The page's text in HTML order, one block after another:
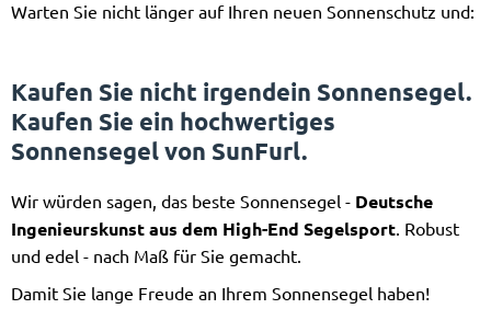
Warten Sie nicht länger auf Ihren neuen Sonnenschutz und:
Kaufen Sie nicht irgendein Sonnensegel.
Kaufen Sie ein hochwertiges
Sonnensegel von SunFurl.
Wir würden sagen, das beste Sonnensegel - Deutsche
Ingenieurskunst aus dem High-End Segelsport. Robust
und edel - nach Maß für Sie gemacht.
Damit Sie lange Freude an Ihrem Sonnensegel haben!